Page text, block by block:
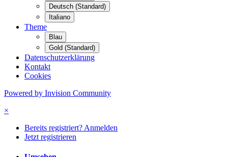
Deutsch (Standard)
Italiano
Theme
Blau
Gold (Standard)
Datenschutzerklärung
Kontakt
Cookies
Powered by Invision Community
×
Bereits registriert? Anmelden
Jetzt registrieren